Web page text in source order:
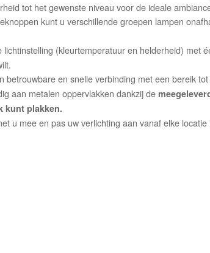
tot het gewenste niveau voor de ideale
kunt u verschillende groepen lampen
lichtinstelling (kleurtemperatuur en helderheid) met
betrouwbare en snelle verbinding met een bereik
aan metalen oppervlakken dankzij de
kunt plakken.
u mee en pas uw verlichting aan vanaf elke locatie